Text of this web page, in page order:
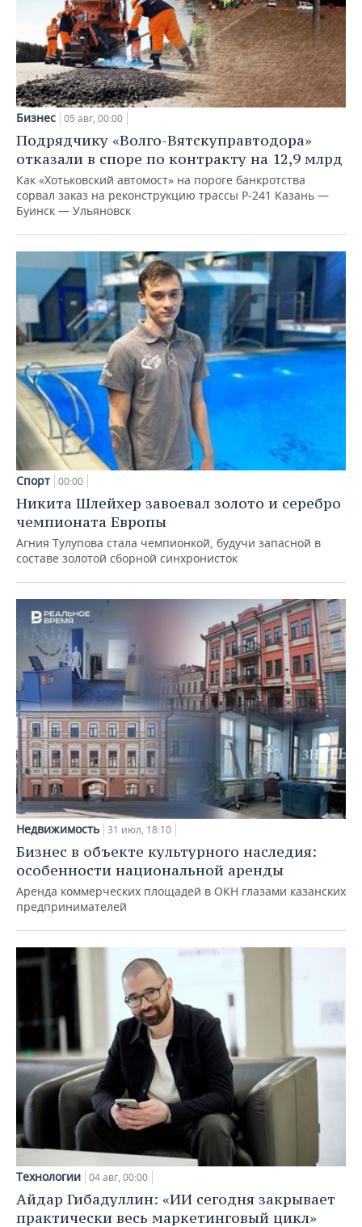
Бизнес 05 авг, 00:00
Подрядчику «Волго-Вятскуправтодора»
отказали в споре по контракту на 12,9 млрд
Как «Хотьковский автомост» на пороге банкротства
сорвал заказ на реконструкцию трассы Р‑241 Казань —
Буинск — Ульяновск
Спорт 00:00
Никита Шлейхер завоевал золото и серебро
чемпионата Европы
Агния Тулупова стала чемпионкой, будучи запасной в
составе золотой сборной синхронисток
Недвижимость 31 июл, 18:10
Бизнес в объекте культурного наследия:
особенности национальной аренды
Аренда коммерческих площадей в ОКН глазами казанских
предпринимателей
Технологии 04 авг, 00:00
Айдар Гибадуллин: «ИИ сегодня закрывает
практически весь маркетинговый цикл»